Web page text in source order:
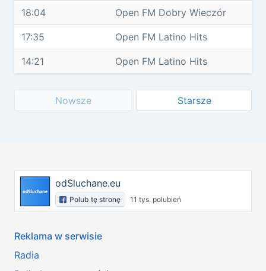
18:04 Open FM Dobry Wieczór
17:35 Open FM Latino Hits
14:21 Open FM Latino Hits
Nowsze Starsze
odSluchane.eu
Polub tę stronę 11 tys. polubień
Reklama w serwisie
Radia